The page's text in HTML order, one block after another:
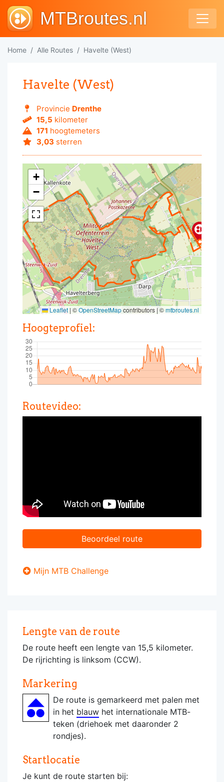
MTBroutes.nl
Home Alle Routes Havelte (West)
Havelte (West)
Provincie Drenthe
15,5 kilometer
171 hoogtemeters
3,03 sterren
+
−
Leaflet |©OpenStreetMapcontributors | ©mtbroutes.nl
Hoogteprofiel:
Routevideo:
Beoordeel route
Mijn MTB Challenge
Lengte van de route
De route heeft een lengte van 15,5 kilometer.
De rijrichting is linksom (CCW).
Markering
De route is gemarkeerd met palen met
in het blauw het internationale MTB-
teken (driehoek met daaronder 2
rondjes).
Startlocatie
Je kunt de route starten bij: